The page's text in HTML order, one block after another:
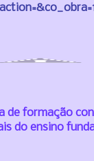
de formação
do ensino